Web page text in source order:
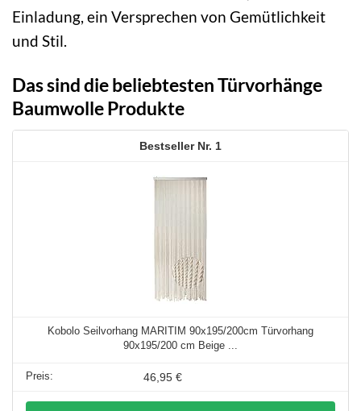
Einladung, ein Versprechen von Gemütlichkeit
und Stil.
Das sind die beliebtesten Türvorhänge
Baumwolle Produkte
1
Kobolo Seilvorhang MARITIM 90x195/200cm Türvorhang
90x195/200 cm Beige ...
46,95 €